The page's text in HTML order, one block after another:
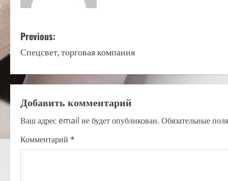
P
o
s
t
n
a
Previous:
Спецсвет, торговая компания
Добавить комментарий
Ваш адрес email не будет опубликован. Обязательные
Комментарий *